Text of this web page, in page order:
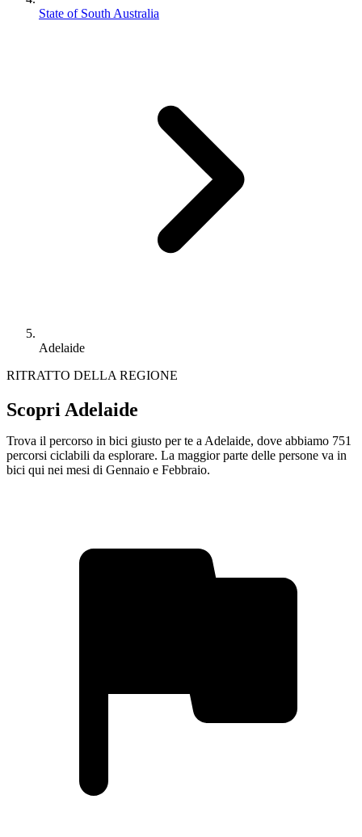
State of South Australia
Adelaide
RITRATTO DELLA REGIONE
Scopri Adelaide
Trova il percorso in bici giusto per te a Adelaide, dove abbiamo 751
percorsi ciclabili da esplorare. La maggior parte delle persone va in
bici qui nei mesi di Gennaio e Febbraio.